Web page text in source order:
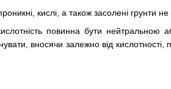
кислі, а також засолені грунти
повинна бути
вносячи залежно від